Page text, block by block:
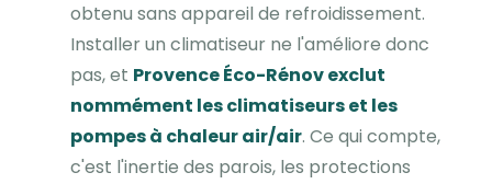
obtenu sans appareil de refroidissement.
Installer un climatiseur ne l'améliore donc
pas, et Provence Éco-Rénov exclut
nommément les climatiseurs et les
pompes à chaleur air/air. Ce qui compte,
c'est l'inertie des parois, les protections